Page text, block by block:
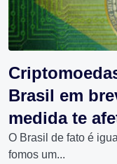
Brasil em
medida te
O Brasil de fato é
fomos um...